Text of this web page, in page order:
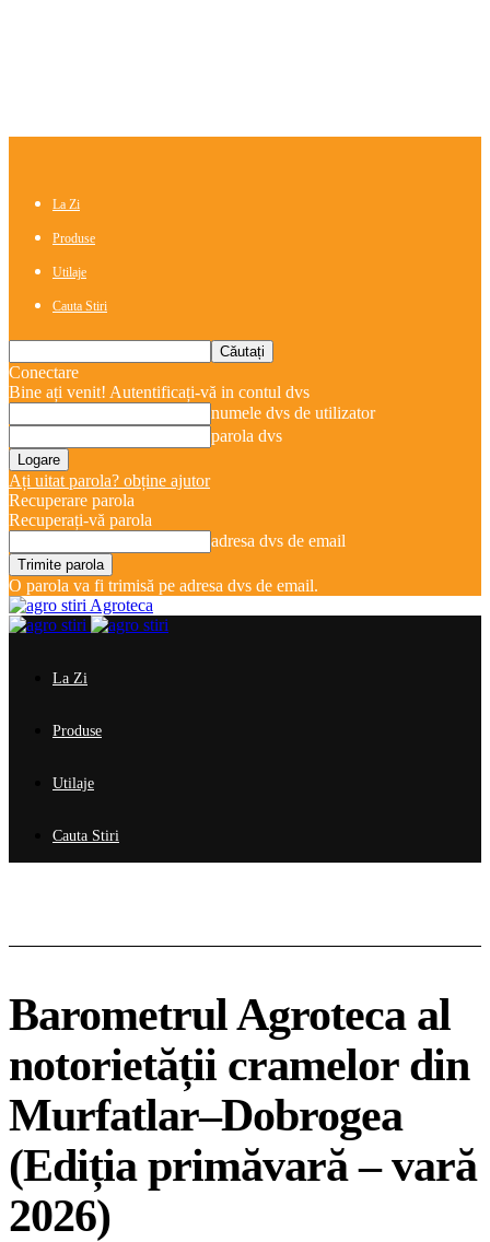
La Zi
Produse
Utilaje
Cauta Stiri
Conectare
Bine ați venit! Autentificați-vă in contul dvs
numele dvs de utilizator
parola dvs
Ați uitat parola? obține ajutor
Recuperare parola
Recuperați-vă parola
adresa dvs de email
O parola va fi trimisă pe adresa dvs de email.
Agroteca
La Zi
Produse
Utilaje
Cauta Stiri
Barometrul Agroteca al
notorietății cramelor din
Murfatlar–Dobrogea
(Ediția primăvară – vară
2026)